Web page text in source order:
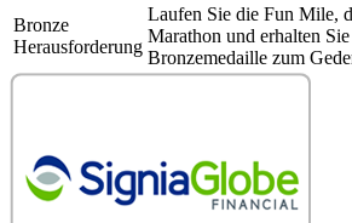
Bronze
Herausforderung
Laufen Sie die Fun Mile,
Marathon und erhalten
Bronzemedaille zum